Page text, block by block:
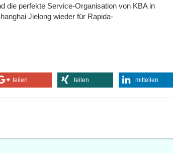
die perfekte Service-Organisation von KBA in
Jielong wieder für Rapida-
teilen teilen mitteilen